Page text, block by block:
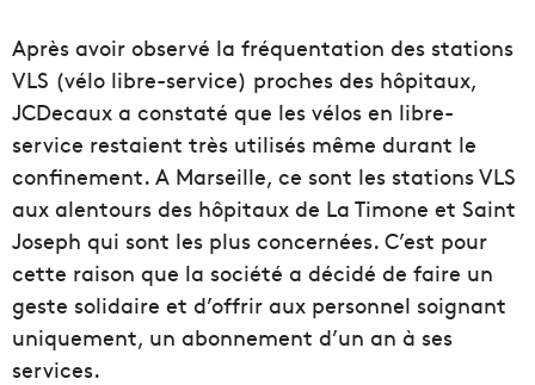
Après avoir observé la fréquentation des stations
VLS (vélo libre-service) proches des hôpitaux,
JCDecaux a constaté que les vélos en libre-
service restaient très utilisés même durant le
confinement. A Marseille, ce sont les stations VLS
aux alentours des hôpitaux de La Timone et Saint
Joseph qui sont les plus concernées. C’est pour
cette raison que la société a décidé de faire un
geste solidaire et d’offrir aux personnel soignant
uniquement, un abonnement d’un an à ses
services.